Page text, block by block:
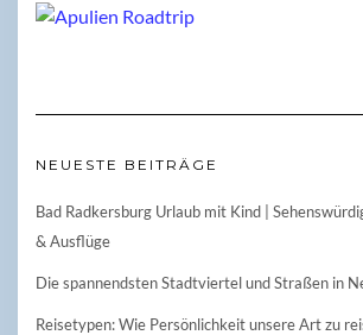
NEUESTE BEITRÄGE
Bad Radkersburg Urlaub mit Kind |
& Ausflüge
Die spannendsten Stadtviertel und Straßen in
Reisetypen: Wie Persönlichkeit unsere Art zu